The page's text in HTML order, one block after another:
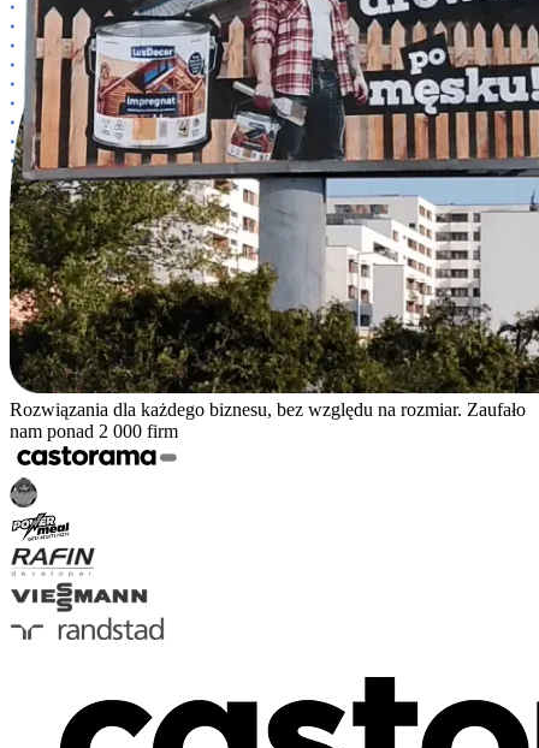
Rozwiązania dla każdego biznesu, bez względu na rozmiar. Zaufało
nam ponad 2 000 firm